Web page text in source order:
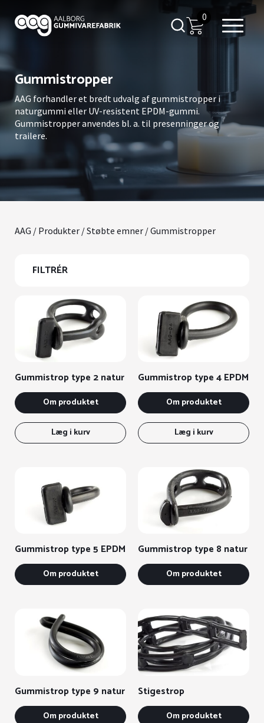
0
Gummistropper
AAG forhandler et bredt udvalg af gummistropper i
naturgummi eller UV-resistent EPDM-gummi.
Gummistropper anvendes bl. a. til presenninger og
trailere.
AAG / Produkter /Støbte emner / Gummistropper
FILTRÉR
Gummistrop type 2 natur
Om produktet
Læg i kurv
Gummistrop type 4 EPDM
Om produktet
Læg i kurv
Gummistrop type 5 EPDM
Om produktet
Gummistrop type 8 natur
Om produktet
Gummistrop type 9 natur
Om produktet
Stigestrop
Om produktet